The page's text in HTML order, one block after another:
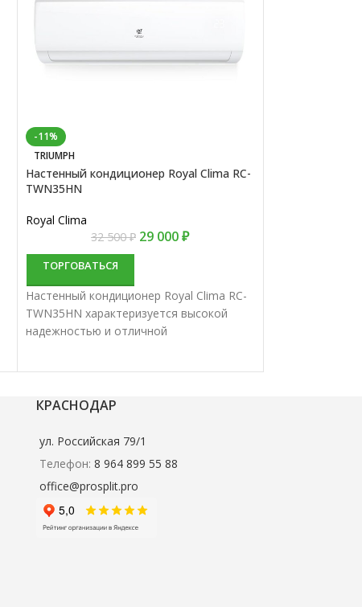
-11%
TRIUMPH
Настенный кондиционер Royal Clima RC-
TWN35HN
Royal Clima
32 500₽ 29 000₽
ТОРГОВАТЬСЯ
Настенный кондиционер Royal Clima RC-
TWN35HN характеризуется высокой
надежностью и отличной
средних помещений.
КРАСНОДАР
ул. Российская 79/1
Телефон: 8 964 899 55 88
office@prosplit.pro